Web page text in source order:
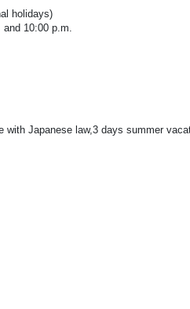
holidays)
10:00 p.m.
Japanese law,3 days summer